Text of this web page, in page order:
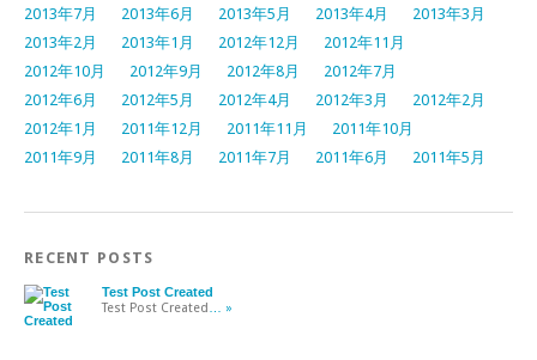
2013年7月
2013年6月 2013年5月 2013年4月
2013年3月
2013年2月
2013年1月 2012年12月
2012年11月
2012年10月
2012年9月 2012年8月
2012年7月
2012年6月
2012年5月 2012年4月 2012年3月
2012年2月
2012年1月
2011年12月 2011年11月
2011年10月
2011年9月
2011年8月 2011年7月 2011年6月 2011年5月
RECENT POSTS
Test Post Created
Test Post Created … »